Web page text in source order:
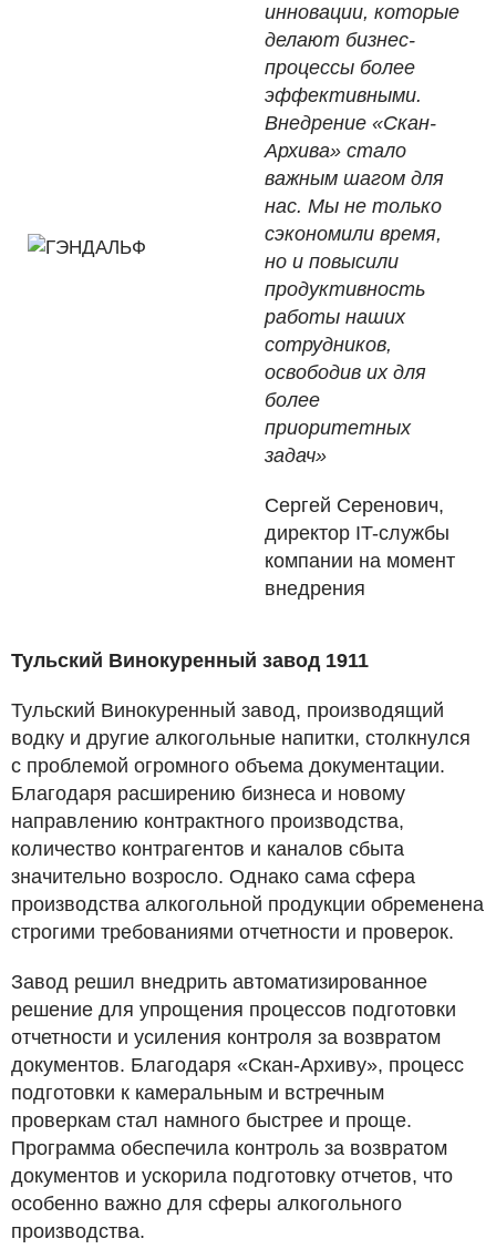
инновации, которые
делают бизнес-
процессы более
эффективными.
Внедрение «Скан-
Архива» стало
важным шагом для
нас. Мы не только
сэкономили время,
но и повысили
продуктивность
работы наших
сотрудников,
освободив их для
более
приоритетных
задач»
Сергей Серенович,
директор IT-службы
компании на момент
внедрения
Тульский Винокуренный завод 1911
Тульский Винокуренный завод, производящий
водку и другие алкогольные напитки, столкнулся
с проблемой огромного объема документации.
Благодаря расширению бизнеса и новому
направлению контрактного производства,
количество контрагентов и каналов сбыта
значительно возросло. Однако сама сфера
производства алкогольной продукции обременена
строгими требованиями отчетности и проверок.
Завод решил внедрить автоматизированное
решение для упрощения процессов подготовки
отчетности и усиления контроля за возвратом
документов. Благодаря «Скан-Архиву», процесс
подготовки к камеральным и встречным
проверкам стал намного быстрее и проще.
Программа обеспечила контроль за возвратом
документов и ускорила подготовку отчетов, что
особенно важно для сферы алкогольного
производства.